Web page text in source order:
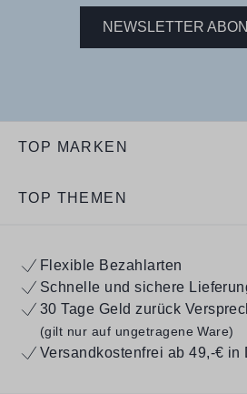
NEWSLETTER
TOP MARKEN
TOP THEMEN
Flexible Bezahlarten
Schnelle und sichere
30 Tage Geld zurück
(gilt nur auf ungetragene Ware)
Versandkostenfrei ab 49,-€ in